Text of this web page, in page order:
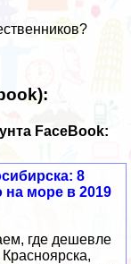
FaceBook:
8
на море в 2019
где дешевле